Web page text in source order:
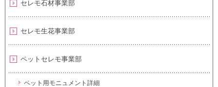
セレモ石材事業部
セレモ生花事業部
ペットセレモ事業部
ペット用モニュメント詳細